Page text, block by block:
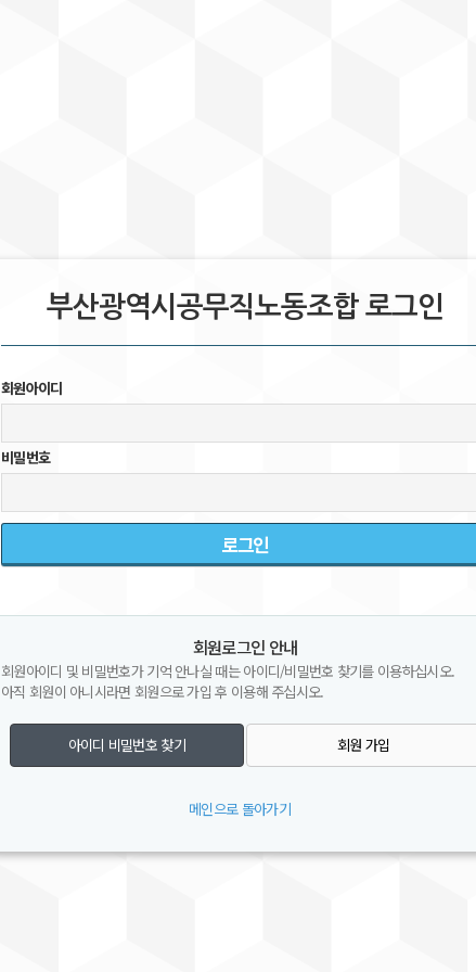
부산광역시공무직노동조합 로그인
회원아이디
비밀번호
회원로그인 안내
회원아이디 및 비밀번호가 기억 안나실 때는 아이디/비밀번호 찾기를 이용하십시오.
아직 회원이 아니시라면 회원으로 가입 후 이용해 주십시오.
아이디 비밀번호 찾기 회원 가입
메인으로 돌아가기